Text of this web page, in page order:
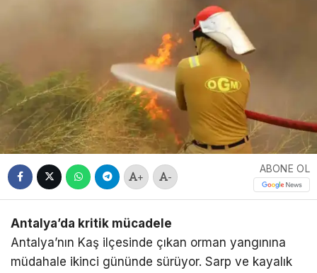
+ -
ABONE OL
Antalya’da kritik mücadele
Antalya’nın Kaş ilçesinde çıkan orman yangınına
müdahale ikinci gününde sürüyor. Sarp ve kayalık